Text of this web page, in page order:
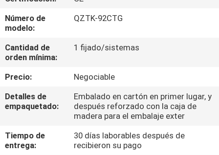
VIAJE
DE
LA
CONTROL
CALIDAD
Número de
modelo:
QZTK-92CTG
Cantidad de
orden mínima:
1 fijado/sistemas
Precio:
Negociable
Detalles de
empaquetado:
Embalado en cartón en primer lugar, y
después reforzado con la caja de
madera para el embalaje exter
Tiempo de
entrega:
30 días laborables después de
recibieron su pago